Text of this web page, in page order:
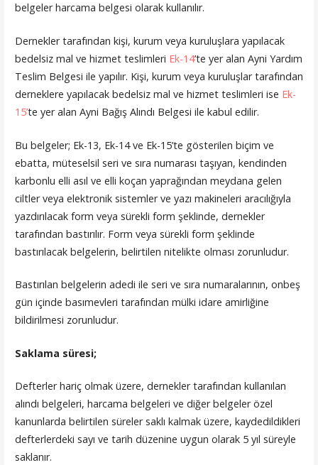
belgeler harcama belgesi olarak kullanılır.
Dernekler tarafından kişi, kurum veya kuruluşlara yapılacak
bedelsiz mal ve hizmet teslimleri Ek-14’te yer alan Ayni Yardım
Teslim Belgesi ile yapılır. Kişi, kurum veya kuruluşlar tarafından
derneklere yapılacak bedelsiz mal ve hizmet teslimleri ise Ek-
15’te yer alan Ayni Bağış Alındı Belgesi ile kabul edilir.
Bu belgeler; Ek-13, Ek-14 ve Ek-15’te gösterilen biçim ve
ebatta, müteselsil seri ve sıra numarası taşıyan, kendinden
karbonlu elli asıl ve elli koçan yaprağından meydana gelen
ciltler veya elektronik sistemler ve yazı makineleri aracılığıyla
yazdırılacak form veya sürekli form şeklinde, dernekler
tarafından bastırılır. Form veya sürekli form şeklinde
bastırılacak belgelerin, belirtilen nitelikte olması zorunludur.
Bastırılan belgelerin adedi ile seri ve sıra numaralarının, onbeş
gün içinde basımevleri tarafından mülki idare amirliğine
bildirilmesi zorunludur.
Saklama süresi;
Defterler hariç olmak üzere, dernekler tarafından kullanılan
alındı belgeleri, harcama belgeleri ve diğer belgeler özel
kanunlarda belirtilen süreler saklı kalmak üzere, kaydedildikleri
defterlerdeki sayı ve tarih düzenine uygun olarak 5 yıl süreyle
saklanır.